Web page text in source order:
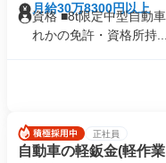
月給30万8300円以上
資格 ■8t限定中型自動
れかの免許・資格所持...
正社員
自動車の軽鈑金(軽作